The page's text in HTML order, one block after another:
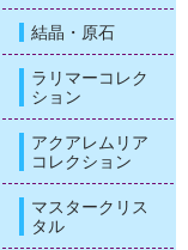
結晶・原石
ラリマーコレク
ション
アクアレムリア
コレクション
マスタークリス
タル